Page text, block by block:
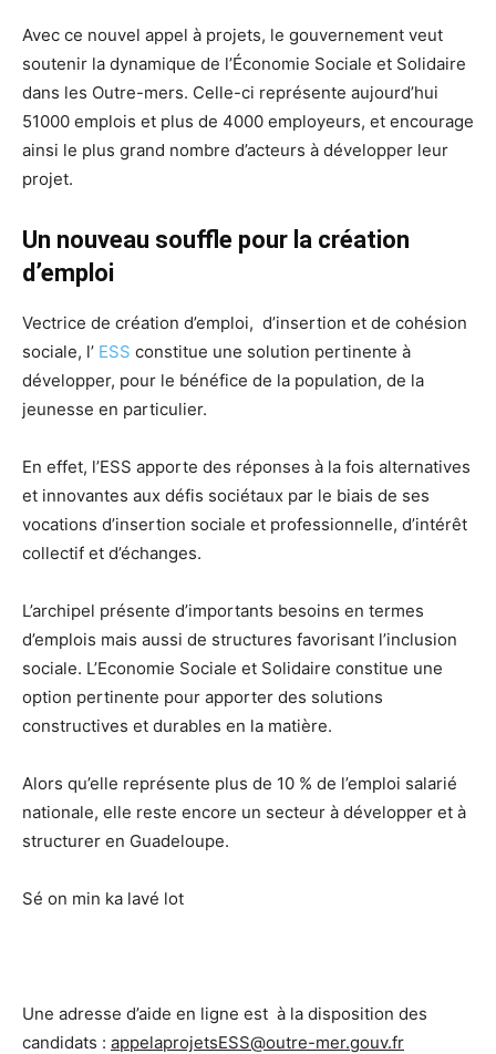
Avec ce nouvel appel à projets, le gouvernement veut
soutenir la dynamique de l’Économie Sociale et Solidaire
dans les Outre-mers. Celle-ci représente aujourd’hui
51000 emplois et plus de 4000 employeurs, et encourage
ainsi le plus grand nombre d’acteurs à développer leur
projet.
Un nouveau souffle pour la création
d’emploi
Vectrice de création d’emploi, d’insertion et de cohésion
sociale, l’ ESS constitue une solution pertinente à
développer, pour le bénéfice de la population, de la
jeunesse en particulier.
En effet, l’ESS apporte des réponses à la fois alternatives
et innovantes aux défis sociétaux par le biais de ses
vocations d’insertion sociale et professionnelle, d’intérêt
collectif et d’échanges.
L’archipel présente d’importants besoins en termes
d’emplois mais aussi de structures favorisant l’inclusion
sociale. L’Economie Sociale et Solidaire constitue une
option pertinente pour apporter des solutions
constructives et durables en la matière.
Alors qu’elle représente plus de 10 % de l’emploi salarié
nationale, elle reste encore un secteur à développer et à
structurer en Guadeloupe.
Sé on min ka lavé lot
Une adresse d’aide en ligne est à la disposition des
candidats : appelaprojetsESS@outre-mer.gouv.fr